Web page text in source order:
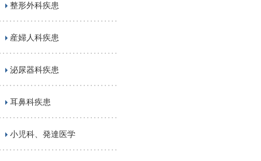
整形外科疾患
産婦人科疾患
泌尿器科疾患
耳鼻科疾患
小児科、発達医学